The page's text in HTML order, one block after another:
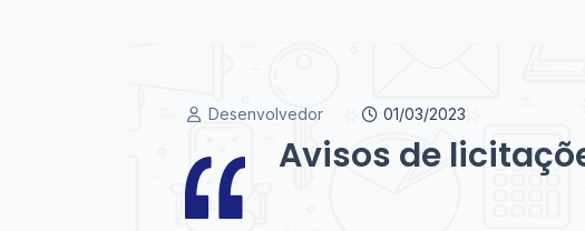
Desenvolvedor 01/03/2023
Avisos de